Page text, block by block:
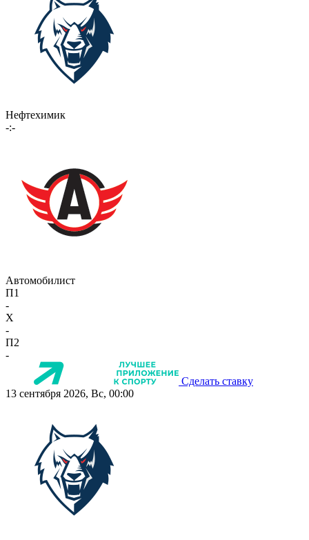
Нефтехимик
-:-
Автомобилист
П1
-
X
-
П2
-
Сделать ставку
13 сентября 2026, Вс, 00:00